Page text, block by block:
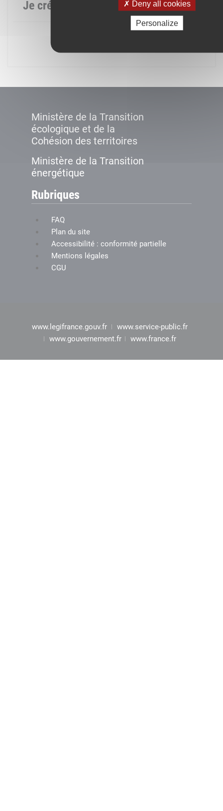
Deny all cookies
Personalize
Je crée mon compte
Ministère de la Transition
écologique et de la
Cohésion des territoires
Ministère de la Transition
énergétique
Rubriques
FAQ
Plan du site
Accessibilité : conformité partielle
Mentions légales
CGU
www.legifrance.gouv.fr
www.service-public.fr
www.gouvernement.fr
www.france.fr